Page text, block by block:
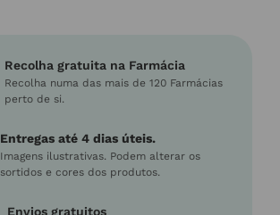
Recolha gratuita na Farmácia
Recolha numa das mais de 120 Farmácias
perto de si.
Entregas até 4 dias úteis.
Imagens ilustrativas. Podem alterar os
sortidos e cores dos produtos.
Envios gratuitos